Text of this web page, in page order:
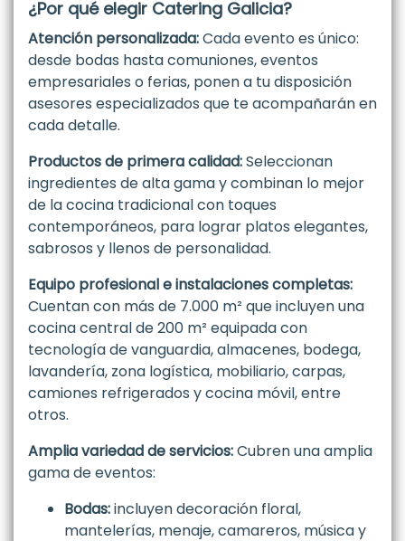
¿Por qué elegir Catering Galicia?
Atención personalizada:Cada evento es único:
desde bodas hasta comuniones, eventos
empresariales o ferias, ponen a tu disposición
asesores especializados que te acompañarán en
cada detalle.
Productos de primera calidad:Seleccionan
ingredientes de alta gama y combinan lo mejor
de la cocina tradicional con toques
contemporáneos, para lograr platos elegantes,
sabrosos y llenos de personalidad.
Equipo profesional e instalaciones completas:
Cuentan con más de 7.000 m² que incluyen una
cocina central de 200 m² equipada con
tecnología de vanguardia, almacenes, bodega,
lavandería, zona logística, mobiliario, carpas,
camiones refrigerados y cocina móvil, entre
otros.
Amplia variedad de servicios:Cubren una amplia
gama de eventos:
Bodas:incluyen decoración floral,
mantelerías, menaje, camareros, música y